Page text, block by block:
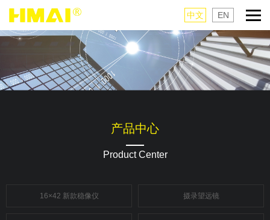
中文 EN
产品中心
Product Center
16×42 新款稳像仪 摄录望远镜